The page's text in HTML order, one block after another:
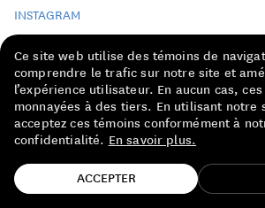
INSTAGRAM
© 2024 ŒNOPOLE
CRÉDITS
TROUVE TA
Ce site web utilise des témoins de
comprendre le trafic sur notre site et
l’expérience utilisateur. En aucun cas,
monnayées à des tiers. En utilisant notre
acceptez ces témoins conformément à
confidentialité. En savoir plus.
ACCEPTER